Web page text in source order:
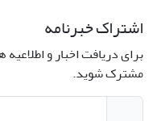
اشتراک خبرنامه
برای دریافت اخبار و
مشترک شوید.